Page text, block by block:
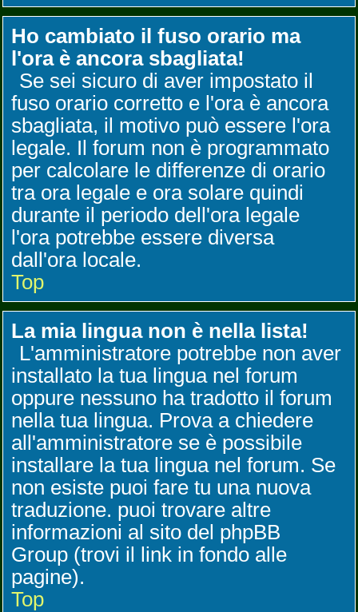
Ho cambiato il fuso orario ma
l'ora è ancora sbagliata!
Se sei sicuro di aver impostato il
fuso orario corretto e l'ora è ancora
sbagliata, il motivo può essere l'ora
legale. Il forum non è programmato
per calcolare le differenze di orario
tra ora legale e ora solare quindi
durante il periodo dell'ora legale
l'ora potrebbe essere diversa
dall'ora locale.
Top
La mia lingua non è nella lista!
L'amministratore potrebbe non aver
installato la tua lingua nel forum
oppure nessuno ha tradotto il forum
nella tua lingua. Prova a chiedere
all'amministratore se è possibile
installare la tua lingua nel forum. Se
non esiste puoi fare tu una nuova
traduzione. puoi trovare altre
informazioni al sito del phpBB
Group (trovi il link in fondo alle
pagine).
Top